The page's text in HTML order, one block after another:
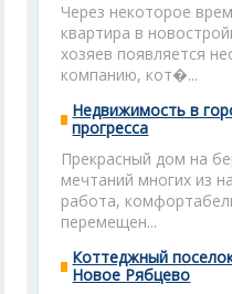
Через некоторое
квартира в
хозяев появляется
компанию, кот�...
Недвижимость в
прогресса
Прекрасный дом на
мечтаний многих из
работа,
перемещен...
Коттеджный
Новое Рябцево